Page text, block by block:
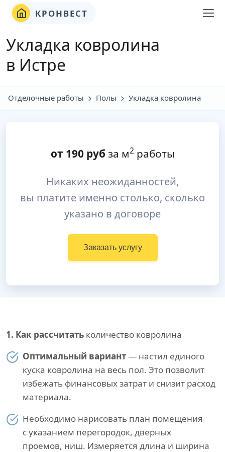
КРОНВЕСТ
Укладка ковролина
в Истре
Отделочные работы Полы Укладка ковролина
от 190руб за м2работы
Никаких неожиданностей,
вы платите именно столько, сколько
указано в договоре
Заказать услугу
1. Как рассчитать количество ковролина
Оптимальный вариант— настил единого
куска ковролина на весь пол. Это позволит
избежать финансовых затрат и снизит расход
материала.
Необходимо нарисовать план помещения
с указанием перегородок, дверных
проемов, ниш. Измеряется длина и ширина